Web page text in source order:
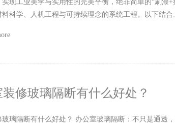
现工业美学与实用性的完美平衡，绝非简单的“刷漆
科学、人机工程与可持续理念的系统工程。以下结合
装修玻璃隔断有什么好处？
玻璃隔断有什么好处？ 办公室玻璃隔断：不只是通透